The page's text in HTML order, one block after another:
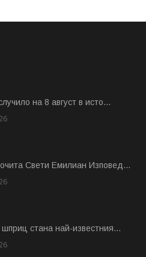
на 8 август в исто...
Свeти Емилиан Изповед...
стана най-известния...